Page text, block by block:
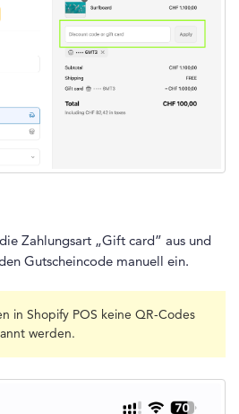
Zahlungsart „Gift card” aus und
Gutscheincode manuell ein.
in Shopify POS keine QR-Codes
werden.